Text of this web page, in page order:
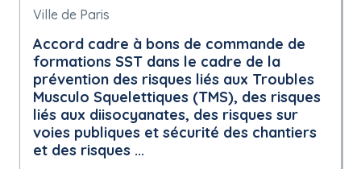
Ville de Paris
Accord cadre à bons de commande de
formations SST dans le cadre de la
prévention des risques liés aux Troubles
Musculo Squelettiques (TMS), des risques
liés aux diisocyanates, des risques sur
voies publiques et sécurité des chantiers
et des risques ...